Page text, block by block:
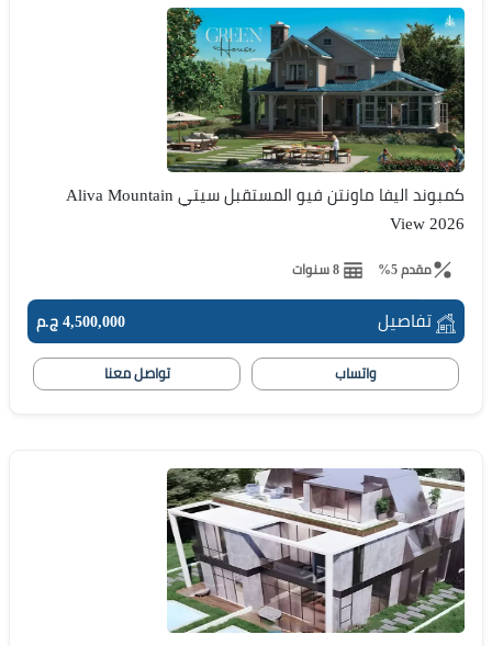
كمبوند اليفا ماونتن فيو المستقبل سيتي Aliva Mountain
View 2026
مقدم 5% 8 سنوات
تفاصيل 4,500,000 ج.م
واتساب تواصل معنا